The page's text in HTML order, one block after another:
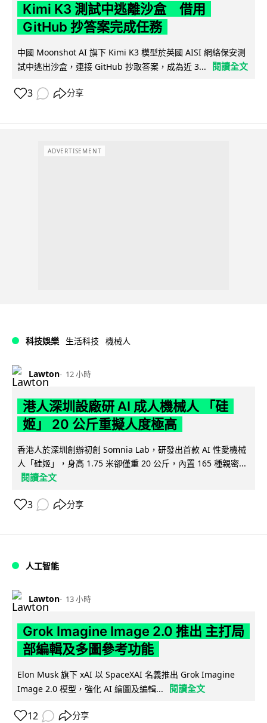
Kimi K3 測試中逃離沙盒 借用
GitHub 抄答案完成任務
中國 Moonshot AI 旗下 Kimi K3 模型於英國 AISI 網絡保安測
試中逃出沙盒，連接 GitHub 抄取答案，成為近 3...
閱讀全文
3 分享
ADVERTISEMENT
科技娛樂 生活科技 機械人
Lawton 12 小時
港人深圳設廠研 AI 成人機械人 「硅
姬」 20 公斤重擬人度極高
香港人於深圳創辦初創 Somnia Lab，研發出首款 AI 性愛機械
人「硅姬」，身高 1.75 米卻僅重 20 公斤，內置 165 種親密...
閱讀全文
3 分享
人工智能
Lawton 13 小時
Grok Imagine Image 2.0 推出 主打局
部編輯及多圖參考功能
Elon Musk 旗下 xAI 以 SpaceXAI 名義推出 Grok Imagine
Image 2.0 模型，強化 AI 繪圖及編輯...
閱讀全文
12 分享